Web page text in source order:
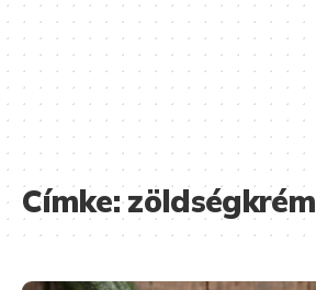
Címke:zöldségkrém